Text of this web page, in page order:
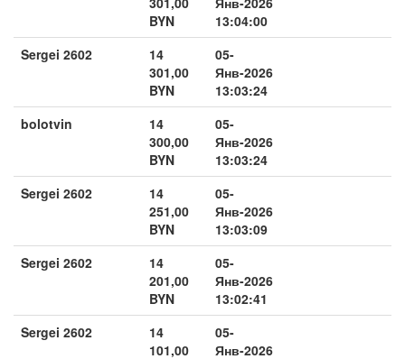
BYN
13:04:00
Sergei 2602
14
301,00
BYN
05-
Янв-2026
13:03:24
bolotvin
14
300,00
BYN
05-
Янв-2026
13:03:24
Sergei 2602
14
251,00
BYN
05-
Янв-2026
13:03:09
Sergei 2602
14
201,00
BYN
05-
Янв-2026
13:02:41
Sergei 2602
14
101,00
05-
Янв-2026